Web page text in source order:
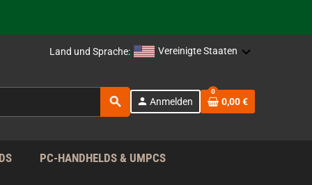
Land und Sprache: Vereinigte Staaten
search person Anmelden
0
0,00 €
PC-HANDHELDS & UMPCS